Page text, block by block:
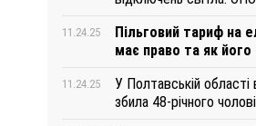
11.24.25
Пільговий тариф на
має право та як
11.24.25
У Полтавській
збила 48-річного